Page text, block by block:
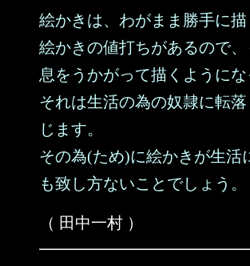
絵かきは、わがまま勝手に描
絵かきの値打ちがあるので
息をうかがって描くようにな
それは生活の為の奴隷に転
じます。
その為(ため)に絵かきが生活
も致し方ないことでしょう。
（ 田中一村 ）